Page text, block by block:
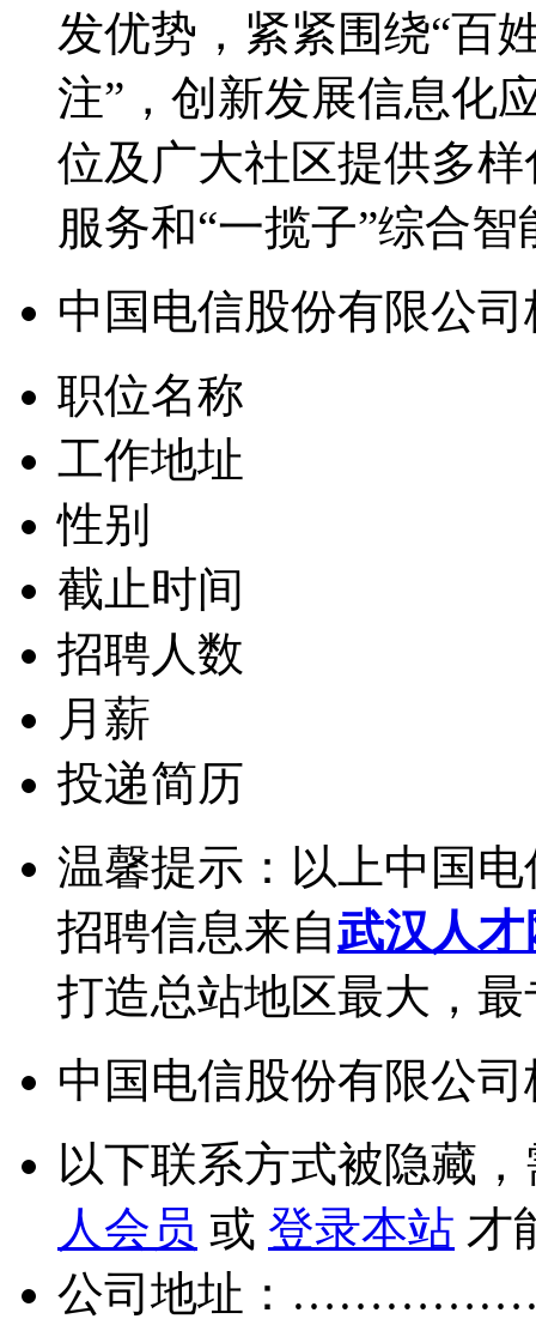
发优势，紧紧围绕“百
注”，创新发展信息化
位及广大社区提供多
服务和“一揽子”综合
中国电信股份有限公
职位名称
工作地址
性别
截止时间
招聘人数
月薪
投递简历
温馨提示：以上中国
招聘信息来自武汉人才
打造总站地区最大，
中国电信股份有限公
以下联系方式被隐藏
人会员 或 登录本站 才
公司地址：